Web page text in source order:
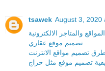
tsawek August 3, 2020
والمتاجر الالكترونية
تصميم موقع عقاري
تصميم مواقع الانترنت
تصميم موقع مثل حراج